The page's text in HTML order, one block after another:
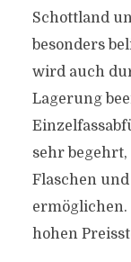
Schottland
besonders
wird auch
Lagerung
sehr
Flaschen
hohen